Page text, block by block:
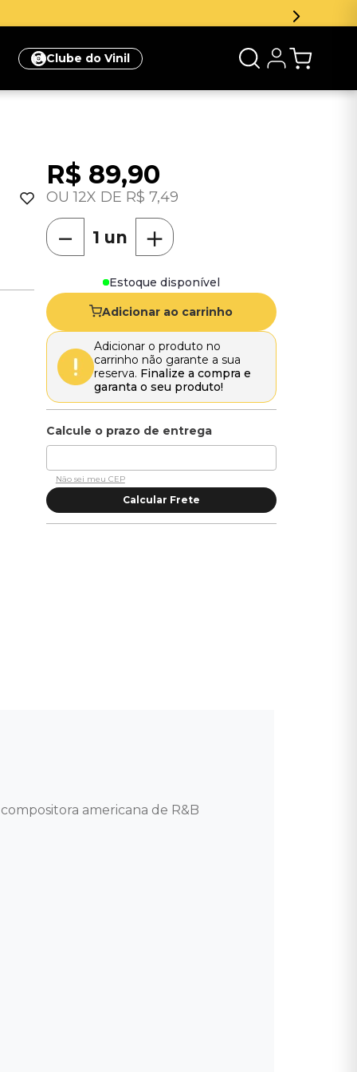
Clube do Vinil
R$ 89,90
12 R$ 7,49
＋
－
Estoque disponível
Adicionar ao carrinho
Adicionar o produto no
carrinho não garante a sua
reserva. Finalize a compra e
garanta o seu produto!
Não sei meu CEP
americana de R&B